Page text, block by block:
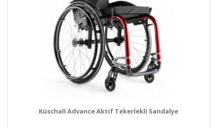
Küschall Advance Aktif Tekerlekli Sandalye